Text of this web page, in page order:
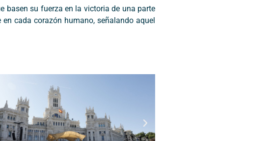
basen su fuerza en la victoria de una parte
cada corazón humano, señalando aquel